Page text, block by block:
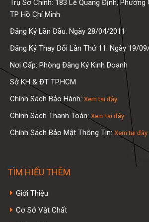
Trụ Sở Chính: 183 Lê Quang Định, Phường
TP Hồ Chí Minh
Đăng Ký Lần Đầu: Ngày 28/04/2011
Đăng Ký Thay Đổi Lần Thứ 11: Ngày 19/
Nơi Cấp: Phòng Đăng Ký Kinh Doanh
Sở KH & ĐT TP.HCM
Chính Sách Bảo Hành: Xem tại đây
Chính Sách Thanh Toán: Xem tại đây
Chính Sách Bảo Mật Thông Tin:Xem tại đây
TÌM HIỂU THÊM
Giới Thiệu
Cơ Sở Vật Chất